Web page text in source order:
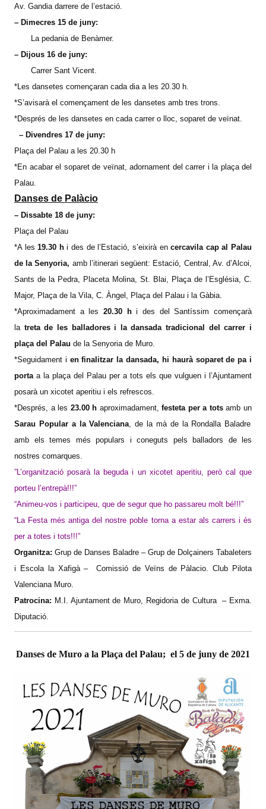
Av. Gandia darrere de l’estació.
– Dimecres 15 de juny:
La pedania de Benàmer.
– Dijous 16 de juny:
Carrer Sant Vicent.
*Les dansetes començaran cada dia a les 20.30 h.
*S’avisarà el començament de les dansetes amb tres trons.
*Després de les dansetes en cada carrer o lloc, soparet de veïnat.
– Divendres 17 de juny:
Plaça del Palau a les 20.30 h
*En acabar el soparet de veïnat, adornament del carrer i la plaça del
Palau.
Danses de Palàcio
– Dissabte 18 de juny:
Plaça del Palau
*A les19.30 hi des de l’Estació, s’eixirà encercavila cap al Palau
de la Senyoria, amb l’itinerari següent: Estació, Central, Av. d’Alcoi,
Sants de la Pedra, Placeta Molina, St. Blai, Plaça de l’Església, C.
Major, Plaça de la Vila, C. Àngel, Plaça del Palau i la Gàbia.
*Aproximadament a les 20.30 hi des del Santíssim començarà
la treta de les balladores i la dansada tradicional del carrer i
plaça del Palau de la Senyoria de Muro.
*Seguidament i en finalitzar la dansada, hi haurà soparet de pa i
portaa la plaça del Palau per a tots els que vulguen i l’Ajuntament
posarà un xicotet aperitiu i els refrescos.
*Després, a les 23.00 h aproximadament, festeta per a totsamb un
Sarau Popular a la Valenciana, de la mà de la Rondalla Baladre
amb els temes més populars i coneguts pels balladors de les
nostres comarques.
”L’organització posarà la beguda i un xicotet aperitiu, però cal que
porteu l’entrepà!!!”
“Animeu-vos i participeu, que de segur que ho passareu molt bé!!!”
“La Festa més antiga del nostre poble torna a estar als carrers i és
per a totes i tots!!!”
Organitza: Grup de Danses Baladre – Grup de Dolçainers Tabaleters
i Escola la Xafigà – Comissió de Veïns de Pàlacio. Club Pilota
Valenciana Muro.
Patrocina: M.I. Ajuntament de Muro, Regidoria de Cultura – Exma.
Diputació.
Danses de Muro a la Plaça del Palau; el 5 de juny de 2021